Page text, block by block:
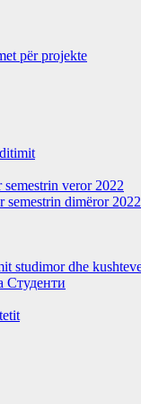
për projekte
veror 2022
semestrin dimëror
studimor dhe
Студенти